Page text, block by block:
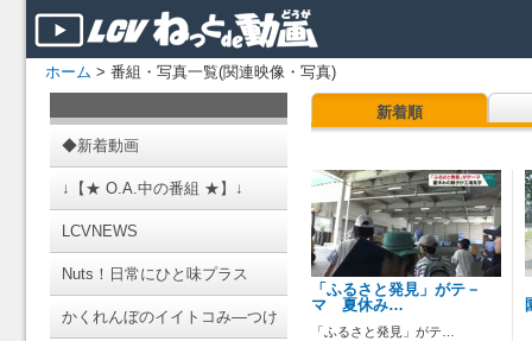
ホーム > 番組・写真一覧(関連映像・写真)
◆新着動画
↓【★ O.A.中の番組 ★】↓
LCVNEWS
Nuts！日常にひと味プラス
かくれんぼのイイトコみ―つけ
新着順
「ふるさと発見」がテ－
マ 夏休み…
「ふるさと発見」がテ…